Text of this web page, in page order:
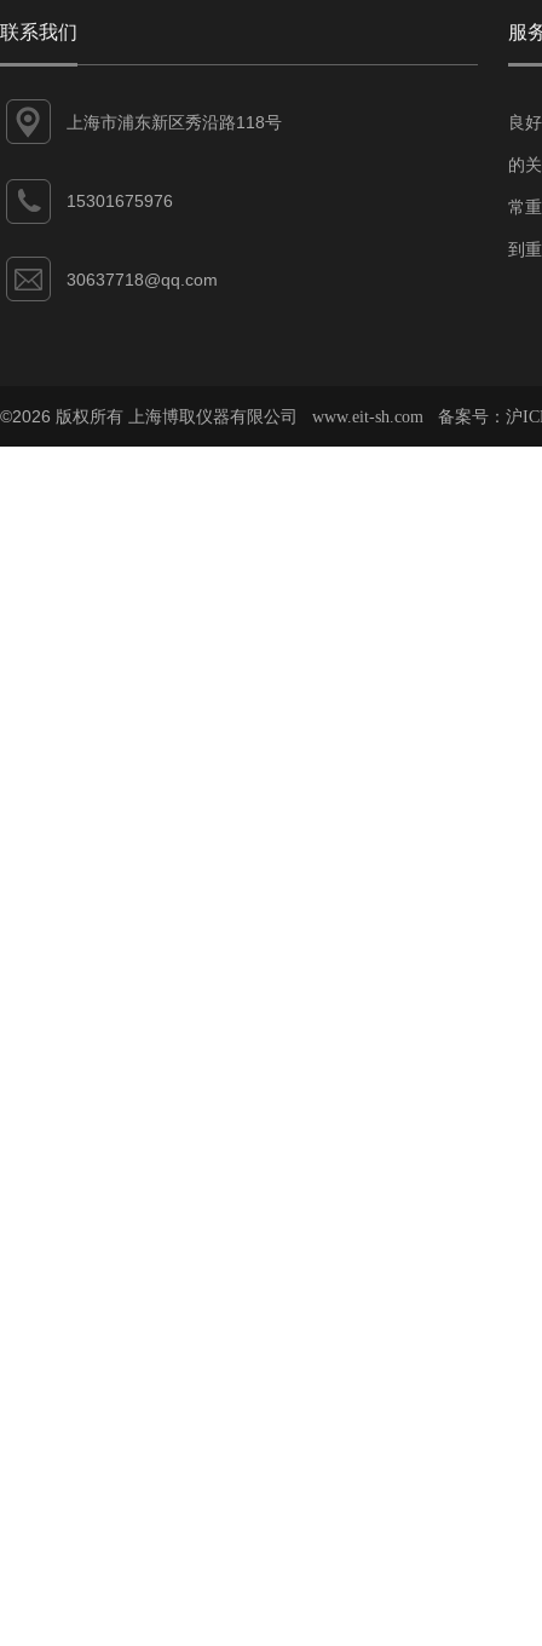
联系我们
上海市浦东新区秀沿路118号
15301675976
30637718@qq.com
服
良
的
常
到
©2026 版权所有 上海博取仪器有限公司 www.eit-sh.com 备案号： 沪